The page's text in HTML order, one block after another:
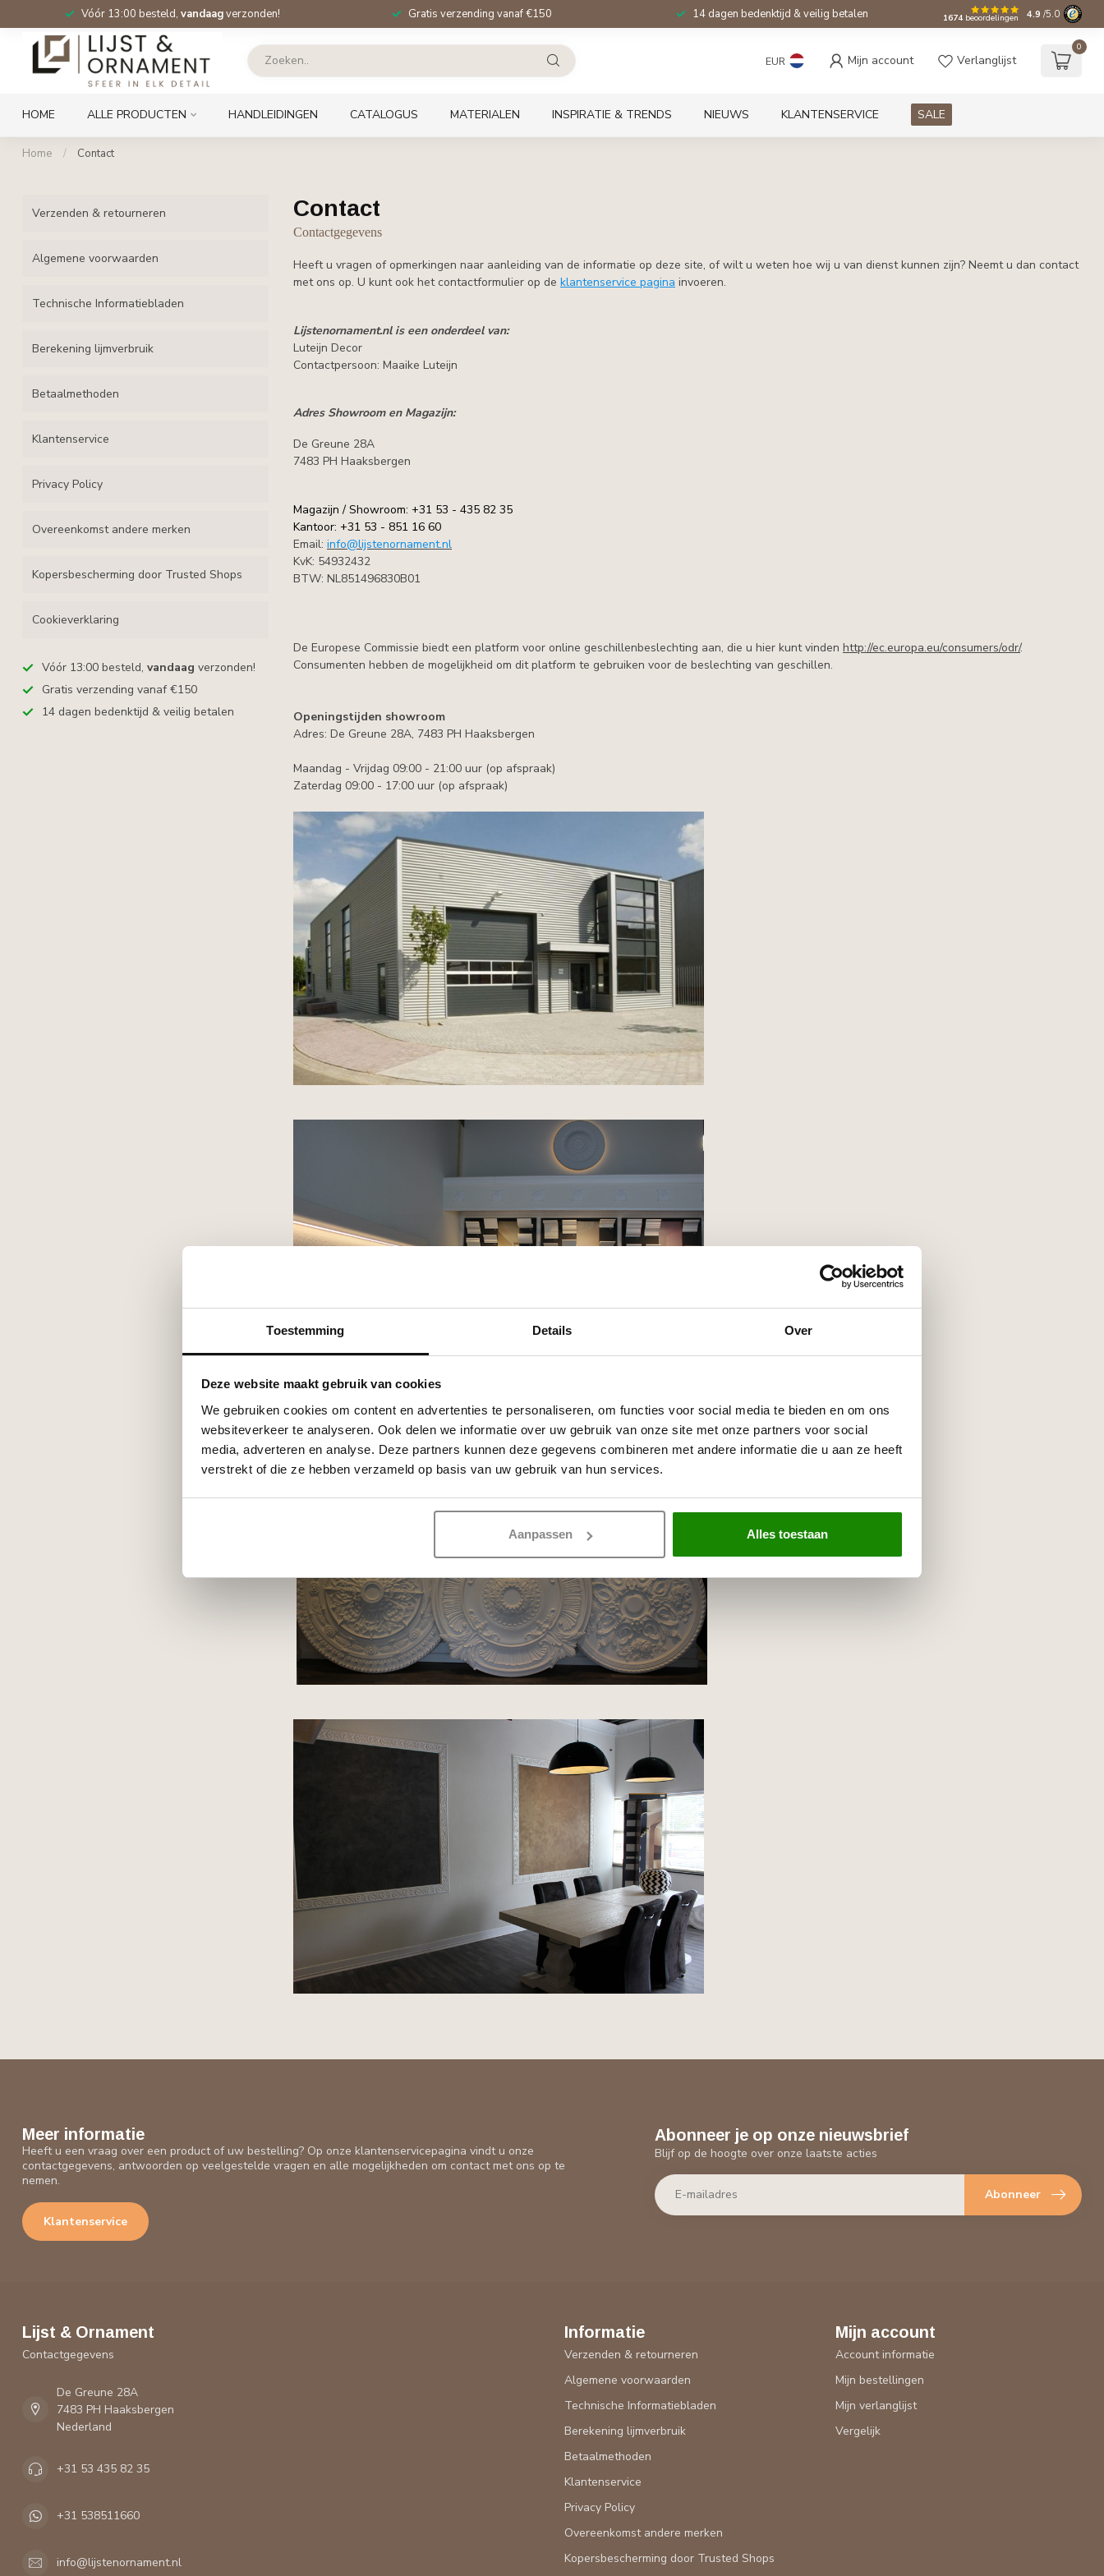
Toestemming Details Over
Deze website maakt gebruik van cookies
We gebruiken cookies om content en advertenties te personaliseren, om functies voor social media te bieden en om ons
websiteverkeer te analyseren. Ook delen we informatie over uw gebruik van onze site met onze partners voor social
media, adverteren en analyse. Deze partners kunnen deze gegevens combineren met andere informatie die u aan ze heeft
verstrekt of die ze hebben verzameld op basis van uw gebruik van hun services.
Aanpassen Alles toestaan
Vóór 13:00 besteld, vandaagverzonden! Gratis verzending vanaf €150 14 dagen bedenktijd & veilig betalen 1674beoordelingen 4.9 /5.0
EUR Mijn account Verlanglijst
0
HOME ALLE PRODUCTEN HANDLEIDINGEN CATALOGUS MATERIALEN INSPIRATIE & TRENDS NIEUWS KLANTENSERVICE SALE
Home / Contact
Verzenden & retourneren
Algemene voorwaarden
Technische Informatiebladen
Berekening lijmverbruik
Betaalmethoden
Klantenservice
Privacy Policy
Overeenkomst andere merken
Kopersbescherming door Trusted Shops
Cookieverklaring
Vóór 13:00 besteld, vandaag verzonden!
Gratis verzending vanaf €150
14 dagen bedenktijd & veilig betalen
Contact
Contactgegevens
Heeft u vragen of opmerkingen naar aanleiding van de informatie op deze site, of wilt u weten hoe wij u van dienst kunnen zijn? Neemt u dan contact
met ons op. U kunt ook het contactformulier op de klantenservice pagina invoeren.
Lijstenornament.nl is een onderdeel van:
Luteijn Decor
Contactpersoon: Maaike Luteijn
Adres Showroom en Magazijn:
De Greune 28A
7483 PH Haaksbergen
Magazijn / Showroom: +31 53 - 435 82 35
Kantoor: +31 53 - 851 16 60
Email: info@lijstenornament.nl
KvK: 54932432
BTW: NL851496830B01
De Europese Commissie biedt een platform voor online geschillenbeslechting aan, die u hier kunt vinden http://ec.europa.eu/consumers/odr/.
Consumenten hebben de mogelijkheid om dit platform te gebruiken voor de beslechting van geschillen.
Openingstijden showroom
Adres: De Greune 28A, 7483 PH Haaksbergen
Maandag - Vrijdag 09:00 - 21:00 uur (op afspraak)
Zaterdag 09:00 - 17:00 uur (op afspraak)
Meer informatie
Heeft u een vraag over een product of uw bestelling? Op onze klantenservicepagina vindt u onze
contactgegevens, antwoorden op veelgestelde vragen en alle mogelijkheden om contact met ons op te
nemen.
Klantenservice
Abonneer je op onze nieuwsbrief
Blijf op de hoogte over onze laatste acties
Abonneer
Lijst & Ornament
Contactgegevens
De Greune 28A
7483 PH Haaksbergen
Nederland
+31 53 435 82 35
+31 538511660
info@lijstenornament.nl
Informatie
Verzenden & retourneren
Algemene voorwaarden
Technische Informatiebladen
Berekening lijmverbruik
Betaalmethoden
Klantenservice
Privacy Policy
Overeenkomst andere merken
Kopersbescherming door Trusted Shops
Mijn account
Account informatie
Mijn bestellingen
Mijn verlanglijst
Vergelijk